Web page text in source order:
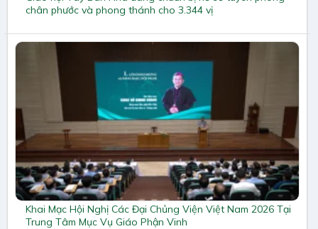
chân phước và phong thánh cho 3.344 vị
Khai Mạc Hội Nghị Các Đại Chủng Viện Việt Nam 2026 Tại
Trung Tâm Mục Vụ Giáo Phận Vinh